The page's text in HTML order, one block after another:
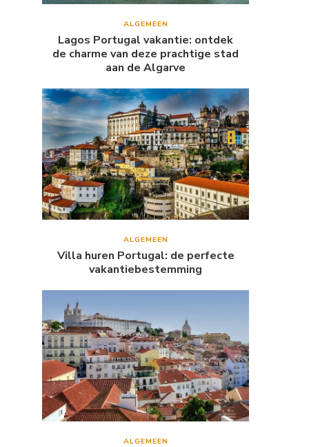
ALGEMEEN
Lagos Portugal vakantie: ontdek
de charme van deze prachtige stad
aan de Algarve
ALGEMEEN
Villa huren Portugal: de perfecte
vakantiebestemming
ALGEMEEN